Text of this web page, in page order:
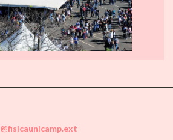
@fisicaunicamp.ext